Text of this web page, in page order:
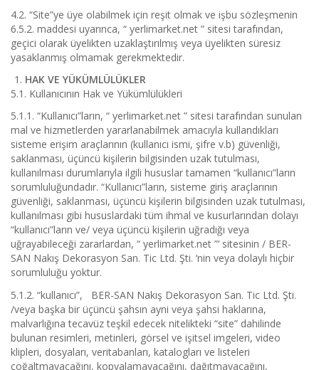
4.2. “Site”ye üye olabilmek için reşit olmak ve işbu sözleşmenin
6.5.2. maddesi uyarınca, “ yerlimarket.net ” sitesi tarafından,
geçici olarak üyelikten uzaklaştırılmış veya üyelikten süresiz
yasaklanmış olmamak gerekmektedir.
HAK VE YÜKÜMLÜLÜKLER
5.1. Kullanıcının Hak ve Yükümlülükleri
5.1.1. “Kullanıcı”ların, “ yerlimarket.net ” sitesi tarafından sunulan
mal ve hizmetlerden yararlanabilmek amacıyla kullandıkları
sisteme erişim araçlarının (kullanıcı ismi, şifre v.b) güvenliği,
saklanması, üçüncü kişilerin bilgisinden uzak tutulması,
kullanılması durumlarıyla ilgili hususlar tamamen “kullanıcı”ların
sorumluluğundadır. “Kullanıcı”ların, sisteme giriş araçlarının
güvenliği, saklanması, üçüncü kişilerin bilgisinden uzak tutulması,
kullanılması gibi hususlardaki tüm ihmal ve kusurlarından dolayı
“kullanıcı”ların ve/ veya üçüncü kişilerin uğradığı veya
uğrayabileceği zararlardan, “ yerlimarket.net ”‘ sitesinin / BER-
SAN Nakış Dekorasyon San. Tic Ltd. Şti. ‘nin veya dolaylı hiçbir
sorumluluğu yoktur.
5.1.2. “kullanıcı”, BER-SAN Nakış Dekorasyon San. Tic Ltd. Şti.
/veya başka bir üçüncü şahsın ayni veya şahsi haklarına,
malvarlığına tecavüz teşkil edecek nitelikteki “site” dahilinde
bulunan resimleri, metinleri, görsel ve işitsel imgeleri, video
klipleri, dosyaları, veritabanları, katalogları ve listeleri
çoğaltmayacağını, kopyalamayacağını, dağıtmayacağını,